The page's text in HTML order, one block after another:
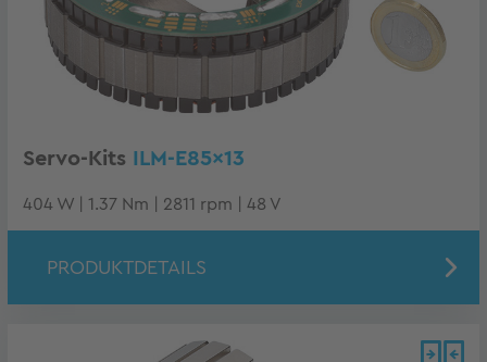
Servo-Kits ILM-E85x13
404 W | 1.37 Nm | 2811 rpm | 48 V
PRODUKTDETAILS